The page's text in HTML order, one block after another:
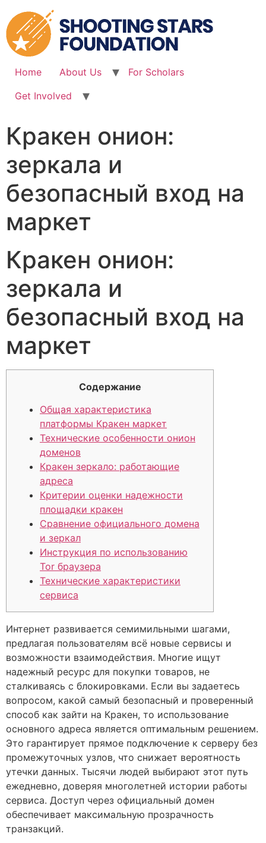
to
content
Home About Us
For Scholars
Get Involved
Кракен онион:
зеркала и
безопасный вход на
маркет
Кракен онион:
зеркала и
безопасный вход на
маркет
Содержание
Общая характеристика
платформы Кракен маркет
Технические особенности онион
доменов
Кракен зеркало: работающие
адреса
Критерии оценки надежности
площадки кракен
Сравнение официального домена
и зеркал
Инструкция по использованию
Tor браузера
Технические характеристики
сервиса
Интернет развивается семимильными шагами,
предлагая пользователям всё новые сервисы и
возможности взаимодействия. Многие ищут
надежный ресурс для покупки товаров, не
сталкиваясь с блокировками. Если вы задаетесь
вопросом, какой самый безопасный и проверенный
способ как зайти на Кракен, то использование
основного адреса является оптимальным решением.
Это гарантирует прямое подключение к серверу без
промежуточных узлов, что снижает вероятность
утечки данных. Тысячи людей выбирают этот путь
ежедневно, доверяя многолетней истории работы
сервиса. Доступ через официальный домен
обеспечивает максимальную прозрачность
транзакций.